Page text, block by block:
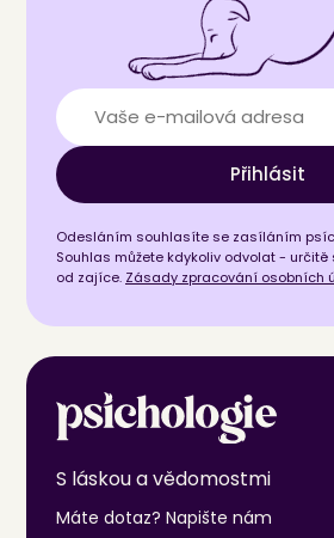
Přihlásit
Odesláním souhlasíte se zasíláním
Souhlas můžete kdykoliv odvolat - určitě
od zajíce. Zásady zpracování osobních
S láskou a vědomostmi
Máte dotaz? Napište nám